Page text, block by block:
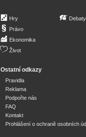
Hry
Právo
Ekonomika
Život
Debaty
Ostatní odkazy
Pravidla
Reklama
Podpořte nás
FAQ
Kontakt
Prohlášení o ochraně osobních